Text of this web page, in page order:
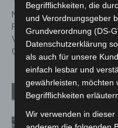
Neue Calisthenics-
Fitnessanlage im Volkspark
Vinnhorst lädt zum
Grünen ein
Verwandte Artikel
Kunst
Begrifflichkeiten, die
und Verordnungsgeber
Grundverordnung (DS-
Datenschutzerklärung
als auch für unsere
einfach lesbar und
gewährleisten, möchten
Begrifflichkeiten
Wir verwenden in